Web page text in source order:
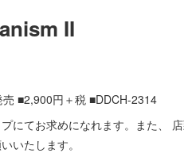
II
■2,900円＋税 ■DDCH-2314
にてお求めになれます。また、
いたします。